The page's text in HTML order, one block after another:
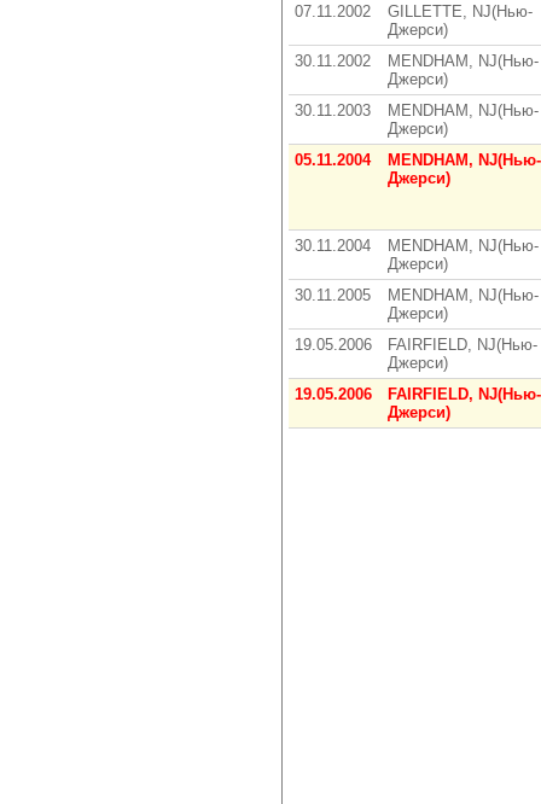
07.11.2002
GILLETTE, NJ(Нью-
Джерси)
30.11.2002
MENDHAM, NJ(Нью-
Джерси)
30.11.2003
MENDHAM, NJ(Нью-
Джерси)
05.11.2004
MENDHAM, NJ(Нью-
Джерси)
30.11.2004
MENDHAM, NJ(Нью-
Джерси)
30.11.2005
MENDHAM, NJ(Нью-
Джерси)
19.05.2006
FAIRFIELD, NJ(Нью-
Джерси)
19.05.2006
FAIRFIELD, NJ(Нью-
Джерси)